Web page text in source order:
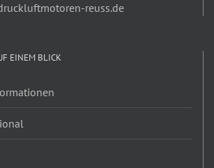
reuss.de
EINEM BLICK